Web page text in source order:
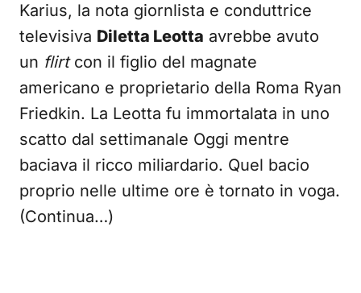
Karius, la nota giornlista e conduttrice
televisiva Diletta Leotta avrebbe avuto
un flirtcon il figlio del magnate
americano e proprietario della Roma Ryan
Friedkin. La Leotta fu immortalata in uno
scatto dal settimanale Oggi mentre
baciava il ricco miliardario. Quel bacio
proprio nelle ultime ore è tornato in voga.
(Continua…)